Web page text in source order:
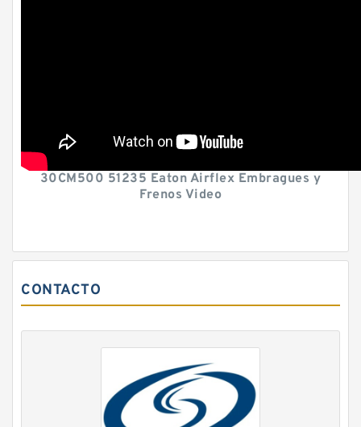
30CM500 51235 Eaton Airflex Embragues y
Frenos Video
CONTACTO